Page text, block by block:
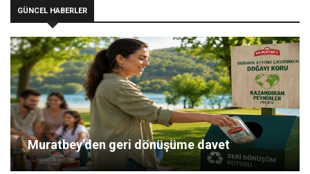
GÜNCEL HABERLER
Muratbey’den geri dönüşüme davet